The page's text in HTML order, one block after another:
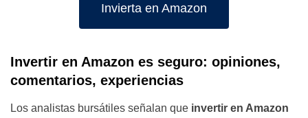
Invierta en Amazon
Invertir en Amazon es seguro: opiniones,
comentarios, experiencias
Los analistas bursátiles señalan que invertir en Amazon